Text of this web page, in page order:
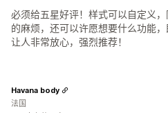
必须给五星好评！样式可以自定义
的麻烦，还可以许愿想要什么功能，
让人非常放心，强烈推荐！
Havana body
法国